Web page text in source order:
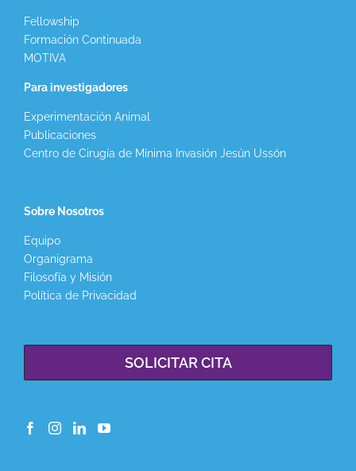
Fellowship
Formación Continuada
MOTIVA
Para investigadores
Experimentación Animal
Publicaciones
Centro de Cirugía de Mínima Invasión Jesún Ussón
Sobre Nosotros
Equipo
Organigrama
Filosofía y Misión
Política de Privacidad
SOLICITAR CITA